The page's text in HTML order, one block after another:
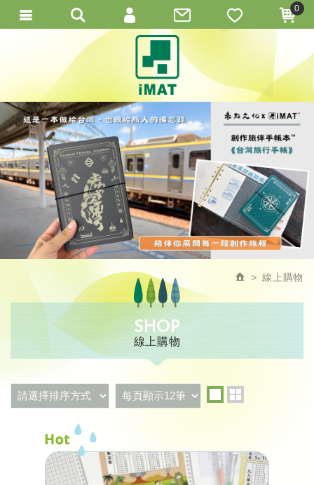
線上購物
SHOP
線上購物
0
會員登入
會員註冊
忘記密碼
訂單查詢
繁體中文